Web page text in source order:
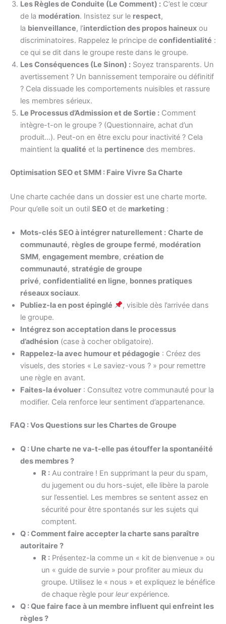
Les Règles de Conduite (Le Comment) : C’est le cœur
de la modération. Insistez sur le respect,
la bienveillance, l’interdiction des propos haineux ou
discriminatoires. Rappelez le principe de confidentialité :
ce qui se dit dans le groupe reste dans le groupe.
Les Conséquences (Le Sinon) : Soyez transparents. Un
avertissement ? Un bannissement temporaire ou définitif
? Cela dissuade les comportements nuisibles et rassure
les membres sérieux.
Le Processus d’Admission et de Sortie : Comment
intègre-t-on le groupe ? (Questionnaire, achat d’un
produit…). Peut-on en être exclu pour inactivité ? Cela
maintient la qualité et la pertinence des membres.
Optimisation SEO et SMM : Faire Vivre Sa Charte
Une charte cachée dans un dossier est une charte morte.
Pour qu’elle soit un outil SEO et de marketing :
Mots-clés SEO à intégrer naturellement : Charte de
communauté, règles de groupe fermé, modération
SMM, engagement membre, création de
communauté, stratégie de groupe
privé, confidentialité en ligne, bonnes pratiques
réseaux sociaux.
Publiez-la en post épinglé
, visible dès l’arrivée dans
le groupe.
Intégrez son acceptation dans le processus
d’adhésion (case à cocher obligatoire).
Rappelez-la avec humour et pédagogie : Créez des
visuels, des stories « Le saviez-vous ? » pour remettre
une règle en avant.
Faites-la évoluer : Consultez votre communauté pour la
modifier. Cela renforce leur sentiment d’appartenance.
FAQ : Vos Questions sur les Chartes de Groupe
Q : Une charte ne va-t-elle pas étouffer la spontanéité
des membres ?
R :Au contraire ! En supprimant la peur du spam,
du jugement ou du hors-sujet, elle libère la parole
sur l’essentiel. Les membres se sentent assez en
sécurité pour être spontanés sur les sujets qui
comptent.
Q : Comment faire accepter la charte sans paraître
autoritaire ?
R :Présentez-la comme un « kit de bienvenue » ou
un « guide de survie » pour profiter au mieux du
groupe. Utilisez le « nous » et expliquez le bénéfice
de chaque règle pour leurexpérience.
Q : Que faire face à un membre influent qui enfreint les
règles ?